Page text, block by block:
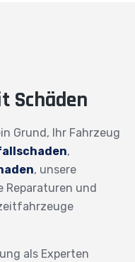
Schäden
Grund, Ihr Fahrzeug
,
, unsere
Reparaturen und
als Experten